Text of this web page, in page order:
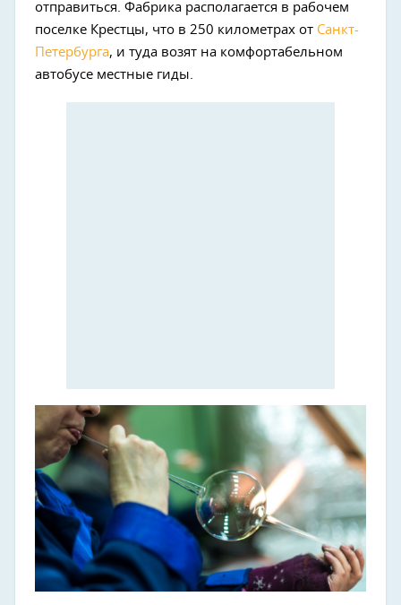
отправиться. Фабрика располагается в рабочем
поселке Крестцы, что в 250 километрах от Санкт-
Петербурга, и туда возят на комфортабельном
автобусе местные гиды.